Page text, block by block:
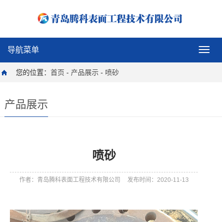
导
导航菜单
您的位置： 首页 - 产品展示 - 喷砂
产品展示
喷砂
作者：青岛腾科表面工程技术有限公司 发布时间：2020-11-13